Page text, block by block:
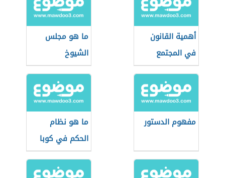
أهمية القانون
في المجتمع
ما هو مجلس
الشيوخ
مفهوم الدستور
ما هو نظام
الحكم في كوبا